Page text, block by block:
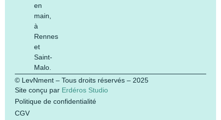
en
main,
à
Rennes
et
Saint-
Malo.
© LevNment – Tous droits réservés – 2025
Site conçu par Erdéros Studio
Politique de confidentialité
CGV